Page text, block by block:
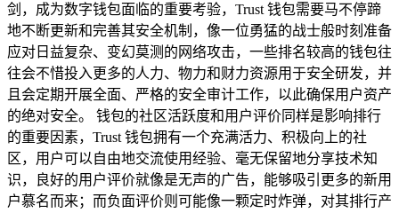
剑，成为数字钱包面临的重要考验，Trust 钱包需要马不停蹄
地不断更新和完善其安全机制，像一位勇猛的战士般时刻准备
应对日益复杂、变幻莫测的网络攻击，一些排名较高的钱包往
往会不惜投入更多的人力、物力和财力资源用于安全研发，并
且会定期开展全面、严格的安全审计工作，以此确保用户资产
的绝对安全。 钱包的社区活跃度和用户评价同样是影响排行
的重要因素，Trust 钱包拥有一个充满活力、积极向上的社
区，用户可以自由地交流使用经验、毫无保留地分享技术知
识，良好的用户评价就像是无声的广告，能够吸引更多的新用
户慕名而来；而负面评价则可能像一颗定时炸弹，对其排行产